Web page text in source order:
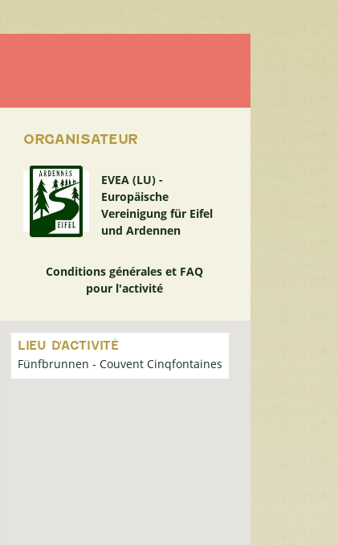
ORGANISATEUR
EVEA (LU) -
Europäische
Vereinigung für Eifel
und Ardennen
Conditions générales et FAQ
pour l'activité
LIEU D'ACTIVITÉ
Fünfbrunnen - Couvent Cinqfontaines
Passer
carte